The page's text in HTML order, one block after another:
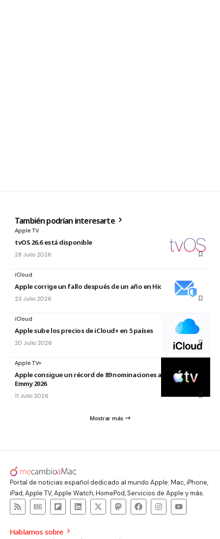
También podrían interesarte
Apple TV
tvOS 26.6 está disponible
28 Julio 2026
iCloud
Apple corrige un fallo después de un año en Hide My Email
23 Julio 2026
iCloud
Apple sube los precios de iCloud+ en 5 países
20 Julio 2026
Apple TV+
Apple consigue un récord de 89 nominaciones a los premios
Emmy 2026
11 Julio 2026
Mostrar más
Portal de noticias español dedicado al mundo Apple: Mac, iPhone,
iPad, Apple TV, Apple Watch, HomePod, Servicios de Apple y más.
Hablamos sobre